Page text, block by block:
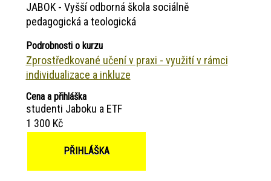
JABOK - Vyšší odborná škola sociálně
pedagogická a teologická
Podrobnosti o kurzu
Zprostředkované učení v praxi - využití v rámci
individualizace a inkluze
Cena a přihláška
studenti Jaboku a ETF
1 300 Kč
PŘIHLÁŠKA